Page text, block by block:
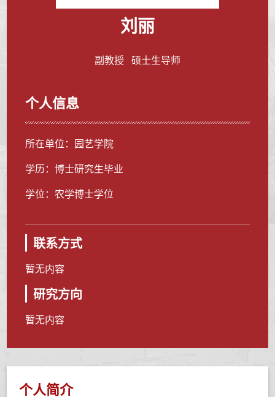
刘丽
副教授 硕士生导师
个人信息
所在单位：园艺学院
学历：博士研究生毕业
学位：农学博士学位
联系方式
暂无内容
研究方向
暂无内容
个人简介